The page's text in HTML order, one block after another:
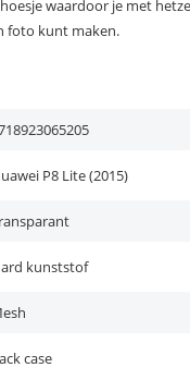
waardoor je met
foto kunt maken.
P8 Lite (2015)
kunststof
case